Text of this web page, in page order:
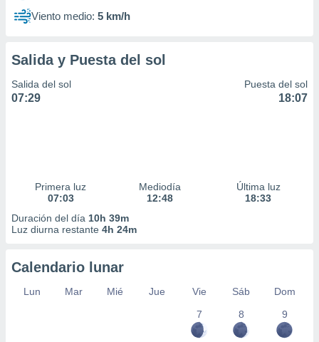
Viento medio: 5 km/h
Salida y Puesta del sol
Salida del sol
07:29
Puesta del sol
18:07
Primera luz
07:03
Mediodía
12:48
Última luz
18:33
Duración del día 10h 39m
Luz diurna restante 4h 24m
Calendario lunar
Lun Mar Mié Jue Vie Sáb
Dom
7
8 9